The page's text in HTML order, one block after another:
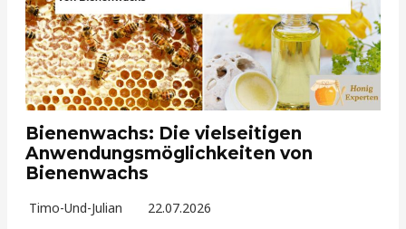
Bienenwachs: Die vielseitigen
Anwendungsmöglichkeiten von
Bienenwachs
Timo-Und-Julian 22.07.2026